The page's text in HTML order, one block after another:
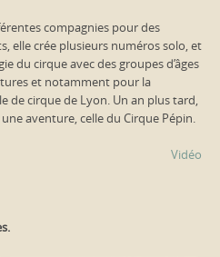
compagnies pour des
elle crée plusieurs numéros solo, et
du cirque avec des groupes d’âges
et notamment pour la
de cirque de Lyon. Un an plus tard,
aventure, celle du Cirque Pépin.
Vidéo